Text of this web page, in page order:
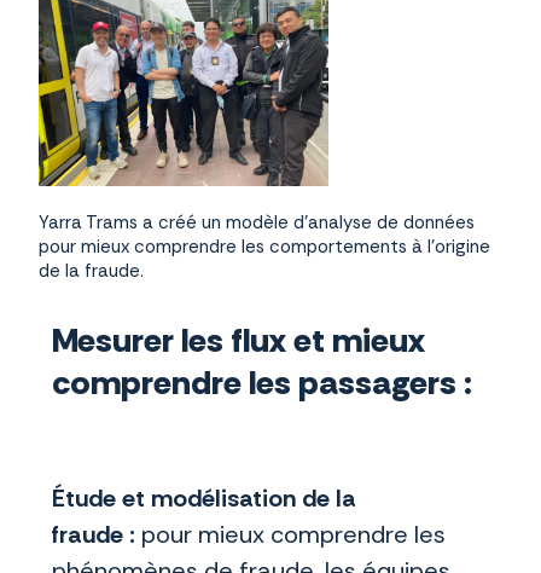
Yarra Trams a créé un modèle d’analyse de données
pour mieux comprendre les comportements à l’origine
de la fraude.
Mesurer les flux et mieux
comprendre les passagers :
Étude et modélisation de la
fraude : pour mieux comprendre les